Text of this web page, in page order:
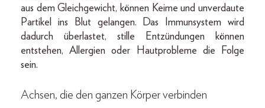
aus dem Gleichgewicht, können Keime und unverdaute
Partikel ins Blut gelangen. Das Immunsystem wird
dadurch überlastet, stille Entzündungen können
entstehen, Allergien oder Hautprobleme die Folge
sein.
Achsen, die den ganzen Körper verbinden